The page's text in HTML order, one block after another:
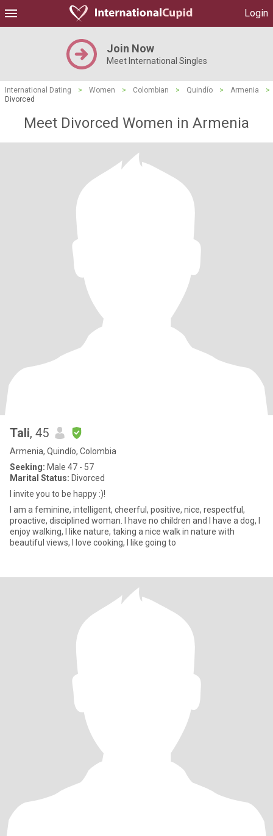
Login
Join Now
Meet International Singles
International Dating > Women > Colombian > Quindío > Armenia
>
Divorced
Meet Divorced Women in Armenia
Tali, 45
Armenia, Quindío, Colombia
Seeking: Male 47 - 57
Marital Status: Divorced
I invite you to be happy :)!
I am a feminine, intelligent, cheerful, positive, nice, respectful,
proactive, disciplined woman. I have no children and I have a dog, I
enjoy walking, I like nature, taking a nice walk in nature with
beautiful views, I love cooking, I like going to